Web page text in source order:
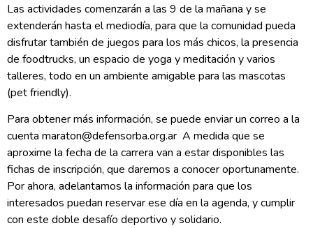
Las actividades comenzarán a las 9 de la mañana y se
extenderán hasta el mediodía, para que la comunidad pueda
disfrutar también de juegos para los más chicos, la presencia
de foodtrucks, un espacio de yoga y meditación y varios
talleres, todo en un ambiente amigable para las mascotas
(pet friendly).
Para obtener más información, se puede enviar un correo a la
cuenta maraton@defensorba.org.ar A medida que se
aproxime la fecha de la carrera van a estar disponibles las
fichas de inscripción, que daremos a conocer oportunamente.
Por ahora, adelantamos la información para que los
interesados puedan reservar ese día en la agenda, y cumplir
con este doble desafío deportivo y solidario.